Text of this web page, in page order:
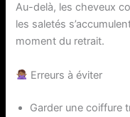
Au-delà, les cheveux
les saletés
moment du retrait.
Erreurs à éviter
Garder une coiffure